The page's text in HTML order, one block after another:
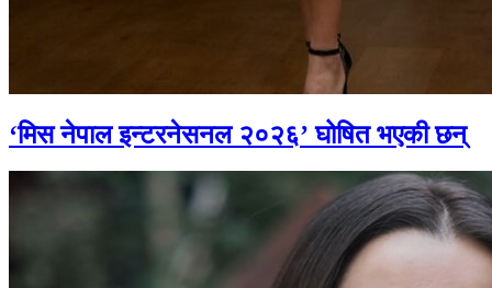
‘मिस नेपाल इन्टरनेसनल २०२६’ घोषित भएकी छन्